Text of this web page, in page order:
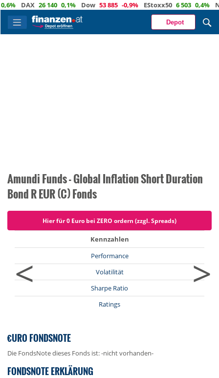
DAX 26 140 0,1% Dow 53 885 -0,9% EStoxx50 6 503 0,4%
Depot
Amundi Funds - Global Inflation Short Duration
Bond R EUR (C) Fonds
Hier für 0 Euro bei ZERO ordern (zzgl. Spreads)
<
Kennzahlen
Performance
Volatilität
Sharpe Ratio
Ratings
>
€URO FONDSNOTE
Die FondsNote dieses Fonds ist: -nicht vorhanden-
FONDSNOTE ERKLÄRUNG